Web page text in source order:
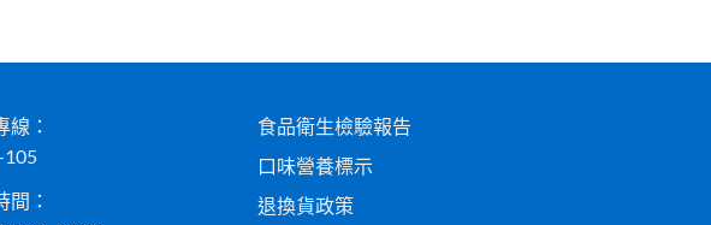
線：
105
間：
食品衛生檢驗報告
口味營養標示
退換貨政策